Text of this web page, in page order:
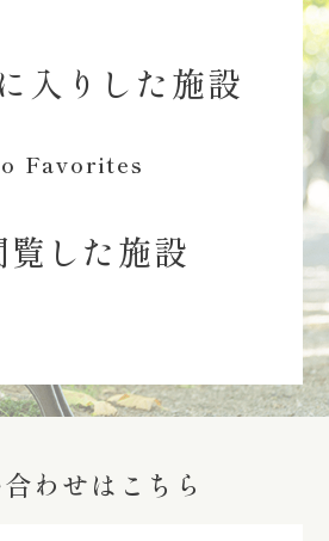
入りした施設
Favorites
覧した施設
わせはこちら